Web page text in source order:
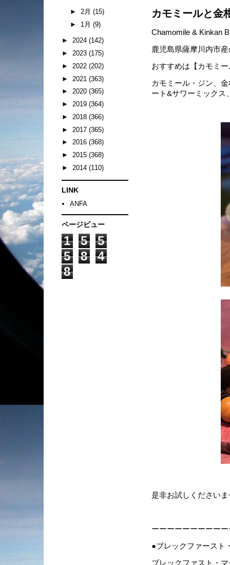
カモミールと金
Chamomile & Kinkan
鹿児島県薩摩川内市
おすすめは【カモミ
カモミール・ジン、
ート&サワーミックス
是非お試しくださいま
ーーーーーーーーー
●ブレックファースト
ブレックファスト・
► 2月 (15)
► 1月 (9)
► 2024 (142)
► 2023 (175)
► 2022 (202)
► 2021 (363)
► 2020 (365)
► 2019 (364)
► 2018 (366)
► 2017 (365)
► 2016 (368)
► 2015 (368)
► 2014 (110)
LINK
ANFA
ページビュー
1 5
5
5
8
4
8